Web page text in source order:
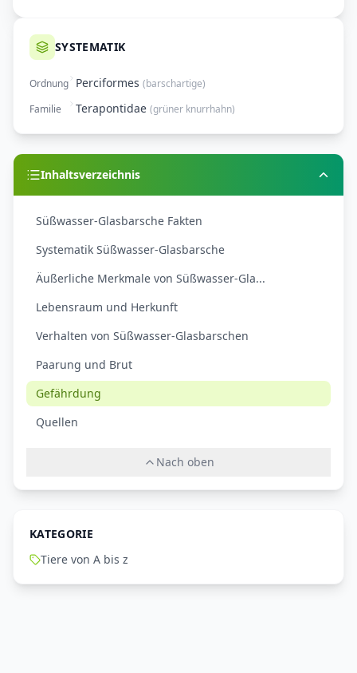
SYSTEMATIK
Ordnung Perciformes (barschartige)
Familie
Terapontidae (grüner knurrhahn)
Inhaltsverzeichnis
Süßwasser-Glasbarsche Fakten
Systematik Süßwasser-Glasbarsche
Äußerliche Merkmale von Süßwasser-Gla...
Lebensraum und Herkunft
Verhalten von Süßwasser-Glasbarschen
Paarung und Brut
Gefährdung
Quellen
Nach oben
KATEGORIE
Tiere von A bis z